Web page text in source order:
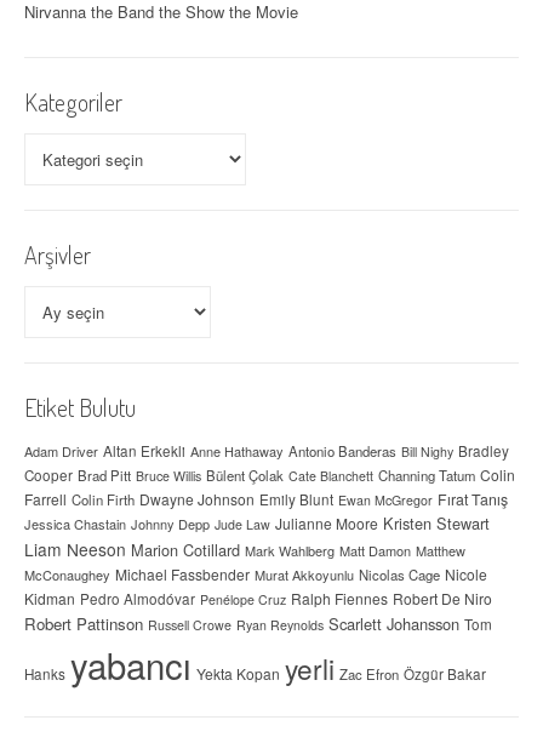
Nirvanna the Band the Show the Movie
Kategoriler
Arşivler
Etiket Bulutu
Adam Driver Altan Erkekli Anne Hathaway Antonio Banderas Bill Nighy Bradley
Cooper Brad Pitt Bruce Willis Bülent Çolak Cate Blanchett Channing Tatum Colin
Farrell Colin Firth Dwayne Johnson Emily Blunt Ewan McGregor Fırat Tanış
Jessica Chastain Johnny Depp Jude Law Julianne Moore Kristen Stewart
Liam Neeson Marion Cotillard Mark Wahlberg Matt Damon Matthew
McConaughey Michael Fassbender Murat Akkoyunlu Nicolas Cage Nicole
Kidman Pedro Almodóvar Penélope Cruz Ralph Fiennes Robert De Niro
Robert Pattinson Russell Crowe Ryan Reynolds Scarlett Johansson Tom
Hanks yabancı Yekta Kopan yerli Zac Efron Özgür Bakar